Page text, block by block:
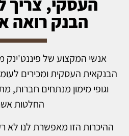
הבנק רואה
אנשי המקצוע של פיננט'ינק
הבנקאית העסקית ומכירים
וגופי מימון מנתחים חברות,
החלטות
ההיכרות הזו מאפשרת לנו